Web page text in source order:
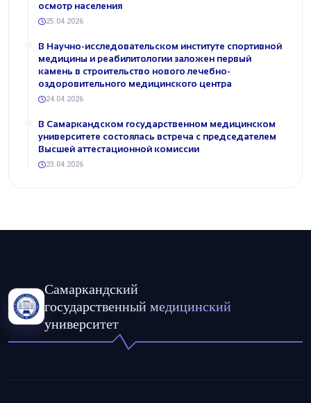
осмотр населения
25.04.2026
В Научно-исследовательском институте спортивной
медицины и реабилитологии заложен первый
камень в строительство нового лечебно-
оздоровительного медицинского центра
24.04.2026
В Самаркандском государственном медицинском
университете состоялась встреча с председателем
Высшей аттестационной комиссии
23.04.2026
Самаркандский
государственный медицинский
университет